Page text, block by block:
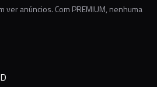
ver anúncios. Com PREMIUM, nenhuma